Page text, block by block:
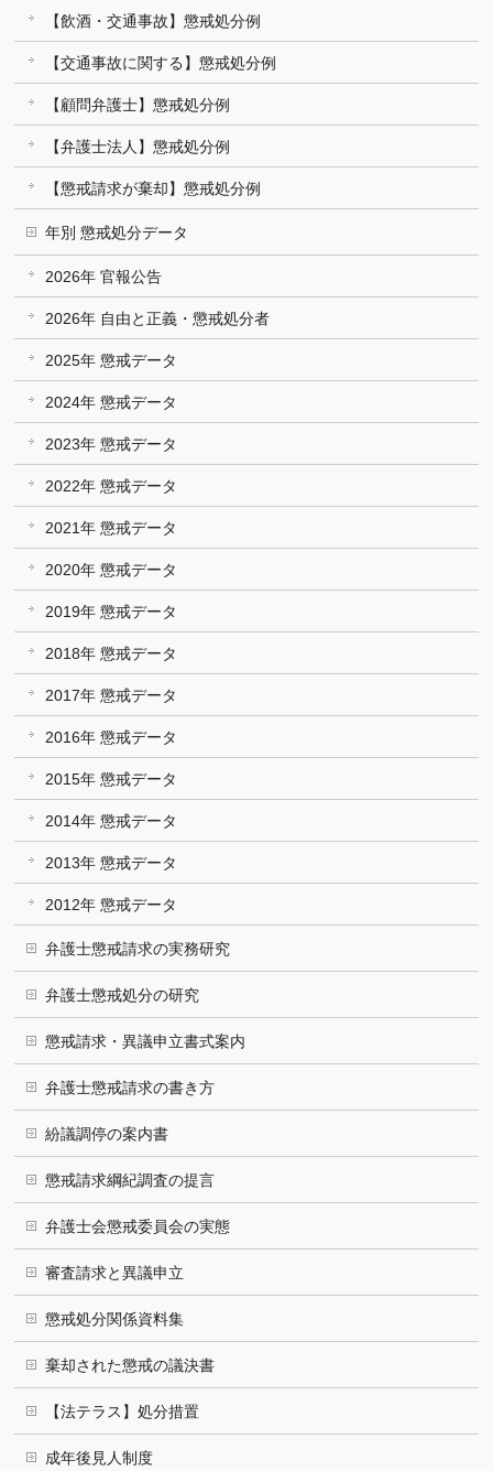
【飲酒・交通事故】懲戒処分例
【交通事故に関する】懲戒処分例
【顧問弁護士】懲戒処分例
【弁護士法人】懲戒処分例
【懲戒請求が棄却】懲戒処分例
年別 懲戒処分データ
2026年 官報公告
2026年 自由と正義・懲戒処分者
2025年 懲戒データ
2024年 懲戒データ
2023年 懲戒データ
2022年 懲戒データ
2021年 懲戒データ
2020年 懲戒データ
2019年 懲戒データ
2018年 懲戒データ
2017年 懲戒データ
2016年 懲戒データ
2015年 懲戒データ
2014年 懲戒データ
2013年 懲戒データ
2012年 懲戒データ
弁護士懲戒請求の実務研究
弁護士懲戒処分の研究
懲戒請求・異議申立書式案内
弁護士懲戒請求の書き方
紛議調停の案内書
懲戒請求綱紀調査の提言
弁護士会懲戒委員会の実態
審査請求と異議申立
懲戒処分関係資料集
棄却された懲戒の議決書
【法テラス】処分措置
成年後見人制度